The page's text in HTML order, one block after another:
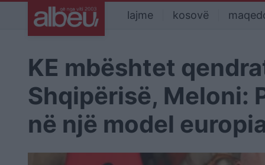
lajme kosovë
KE mbështet
Shqipërisë, Meloni:
në një model